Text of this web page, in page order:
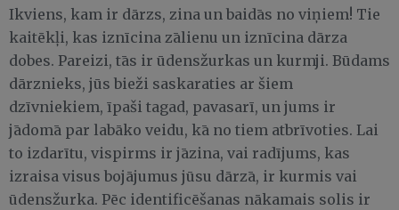
Ikviens, kam ir dārzs, zina un baidās no viņiem! Tie
kaitēkļi, kas iznīcina zālienu un iznīcina dārza
dobes. Pareizi, tās ir ūdensžurkas un kurmji. Būdams
dārznieks, jūs bieži saskaraties ar šiem
dzīvniekiem, īpaši tagad, pavasarī, un jums ir
jādomā par labāko veidu, kā no tiem atbrīvoties. Lai
to izdarītu, vispirms ir jāzina, vai radījums, kas
izraisa visus bojājumus jūsu dārzā, ir kurmis vai
ūdensžurka. Pēc identificēšanas nākamais solis ir